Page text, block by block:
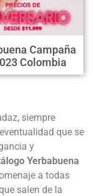
Campaña
Colombia
siempre
que se
y
Yerbabuena
a todas
salen de la